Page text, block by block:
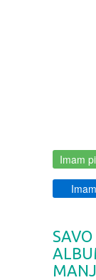
Imam